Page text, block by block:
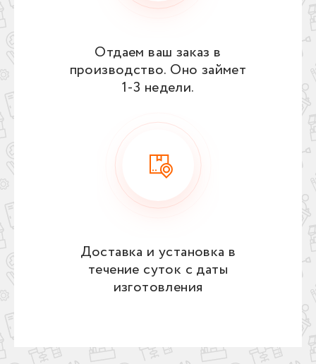
Отдаем ваш заказ в
производство. Оно займет
1‑3 недели.
Доставка и установка в
течение суток с даты
изготовления